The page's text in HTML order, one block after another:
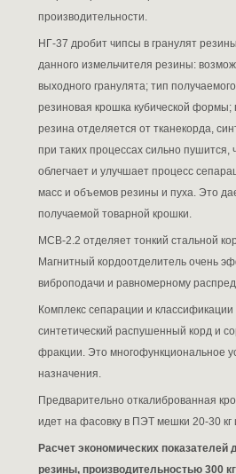
производительности.
НГ-37 дробит чипсы в гранулят
данного измельчителя резины:
выходного гранулята; тип
резиновая крошка кубической
резина отделяется от тканекорда,
при таких процессах сильно
облегчает и улучшает процесс
масс и объемов резины и пуха. Это
получаемой товарной крошки.
МСВ-2.2 отделяет тонкий стальной
Магнитный кордоотделитель очень
виброподачи и равномерному
Комплекс сепарации и
синтетический распушенный корд и
фракции. Это многофункциональное
назначения.
Предварительно откалиброванная
идет на фасовку в ПЭТ мешки 20-30
Расчет экономических показателей
резины, производительностью 300